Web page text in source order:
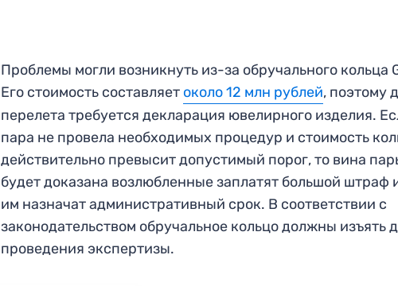
Проблемы могли возникнуть из-за обручального кольца
Его стоимость составляет около 12 млн рублей, поэтому
перелета требуется декларация ювелирного изделия.
пара не провела необходимых процедур и стоимость
действительно превысит допустимый порог, то вина
будет доказана возлюбленные заплатят большой штраф
им назначат административный срок. В соответствии с
законодательством обручальное кольцо должны изъять
проведения экспертизы.